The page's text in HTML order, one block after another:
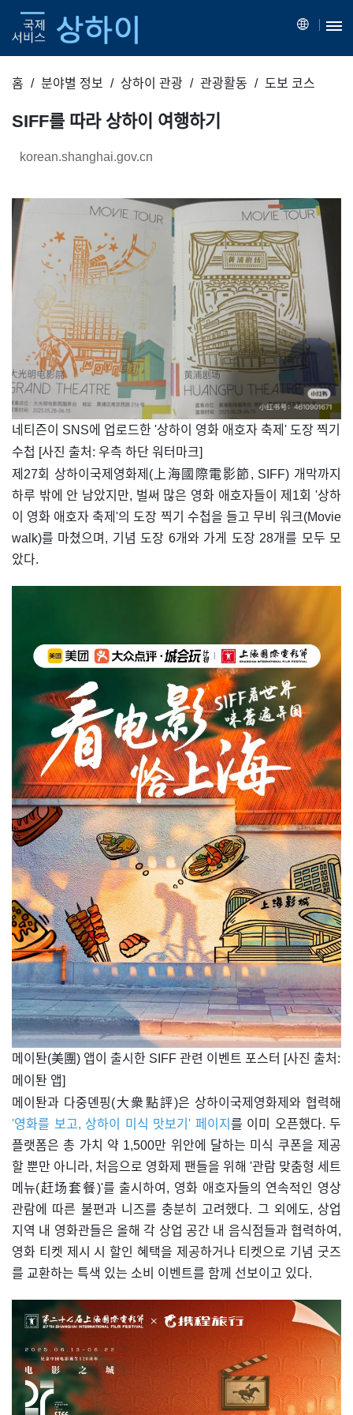
홈 분야별 정보 상하이 관광 관광활동 도보 코스
SIFF를 따라 상하이 여행하기
korean.shanghai.gov.cn
네티즌이 SNS에 업로드한 '상하이 영화 애호자 축제' 도장 찍기
수첩 [사진 출처: 우측 하단 워터마크]
제27회 상하이국제영화제(上海國際電影節, SIFF) 개막까지
하루 밖에 안 남았지만, 벌써 많은 영화 애호자들이 제1회 '상하
이 영화 애호자 축제'의 도장 찍기 수첩을 들고 무비 워크(Movie
walk)를 마쳤으며, 기념 도장 6개와 가게 도장 28개를 모두 모
았다.
메이퇀(美團) 앱이 출시한 SIFF 관련 이벤트 포스터 [사진 출처:
메이퇀 앱]
메이퇀과 다중뎬핑(大衆點評)은 상하이국제영화제와 협력해
'영화를 보고, 상하이 미식 맛보기' 페이지 를 이미 오픈했다. 두
플랫폼은 총 가치 약 1,500만 위안에 달하는 미식 쿠폰을 제공
할 뿐만 아니라, 처음으로 영화제 팬들을 위해 '관람 맞춤형 세트
메뉴(赶场套餐)'를 출시하여, 영화 애호자들의 연속적인 영상
관람에 따른 불편과 니즈를 충분히 고려했다. 그 외에도, 상업
지역 내 영화관들은 올해 각 상업 공간 내 음식점들과 협력하여,
영화 티켓 제시 시 할인 혜택을 제공하거나 티켓으로 기념 굿즈
를 교환하는 특색 있는 소비 이벤트를 함께 선보이고 있다.